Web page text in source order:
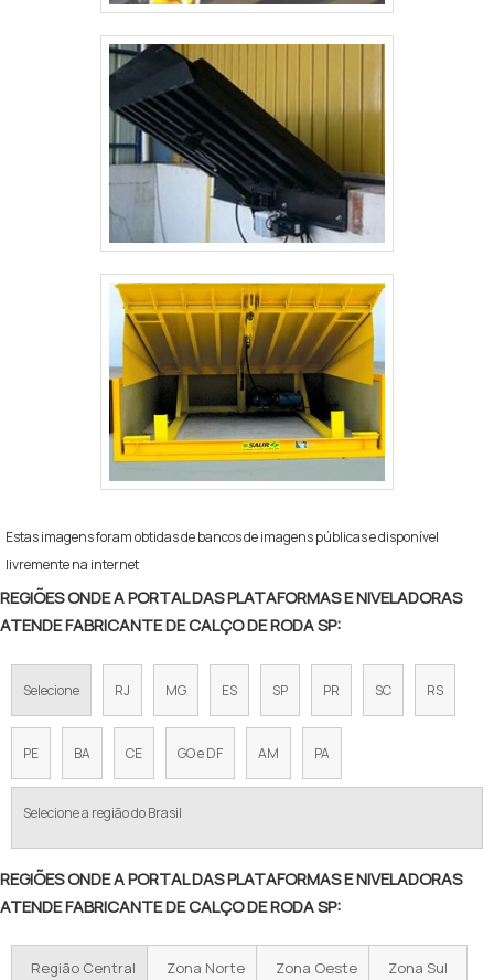
Estas imagens foram obtidas de bancos de imagens públicas e disponível
livremente na internet
REGIÕES ONDE A PORTAL DAS PLATAFORMAS E NIVELADORAS
ATENDE FABRICANTE DE CALÇO DE RODA SP:
Selecione RJ MG ES SP PR SC RS
PE BA CE GO e DF AM PA
Selecione a região do Brasil
REGIÕES ONDE A PORTAL DAS PLATAFORMAS E NIVELADORAS
ATENDE FABRICANTE DE CALÇO DE RODA SP:
Região Central Zona Norte Zona Oeste Zona Sul